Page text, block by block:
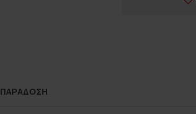
ΠΑΡΑΔΟΣΗ